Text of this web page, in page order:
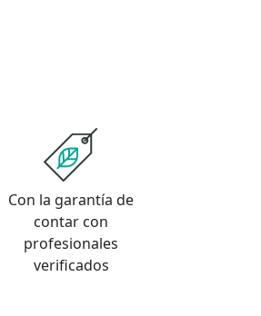
Con la garantía de
contar con
profesionales
verificados